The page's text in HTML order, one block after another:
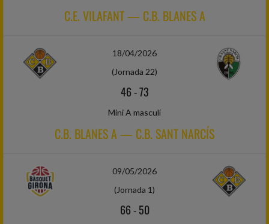
C.E. VILAFANT — C.B. BLANES A
18/04/2026
(Jornada 22)
46-73
Mini A masculí
C.B. BLANES A — C.B. SANT NARCÍS
09/05/2026
(Jornada 1)
66-50